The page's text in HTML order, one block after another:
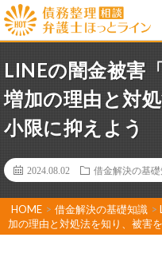
LINEの闇金被害
増加の理由と対
小限に抑えよう
2024.08.02 借金解決の基礎
HOME > 借金解決の基礎知識 >
加の理由と対処法を知り、被害